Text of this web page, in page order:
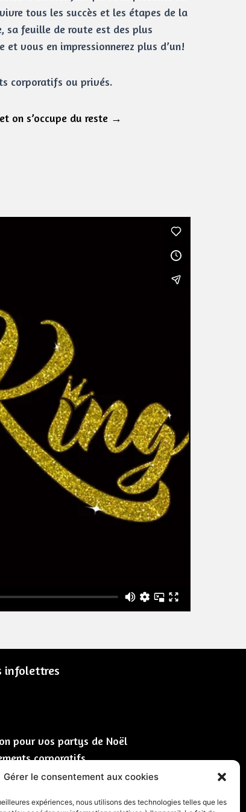
Gérer le consentement aux cookies
expériences, nous utilisons des technologies telles que les
tous les succès et les étapes de la
sa feuille de route est des plus
vous en impressionnerez plus d’un!
corporatifs ou privés.
on s’occupe du reste →
infolettres
pour vos partys de Noël
corporatifs
événements
corporatifs